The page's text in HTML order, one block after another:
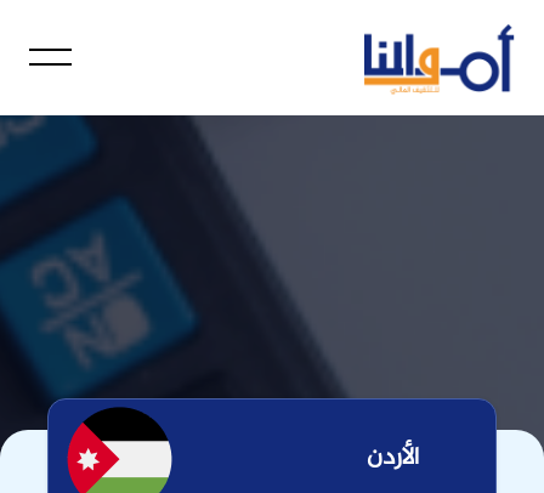
اختر بلدكالأردن